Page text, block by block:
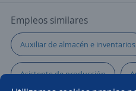
Empleos similares
Auxiliar de almacén e inventarios
Asistente de producción